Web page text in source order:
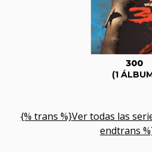
300
(1
{% trans %}Ver todas las
endtrans